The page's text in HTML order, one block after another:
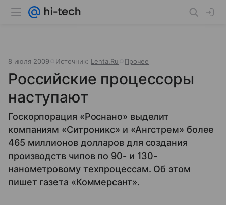
8 июля 2009 Источник: Lenta.Ru Прочее
Российские процессоры
наступают
Госкорпорация «Роснано» выделит
компаниям «Ситроникс» и «Ангстрем» более
465 миллионов долларов для создания
производств чипов по 90- и 130-
нанометровому техпроцессам. Об этом
пишет газета «Коммерсант».